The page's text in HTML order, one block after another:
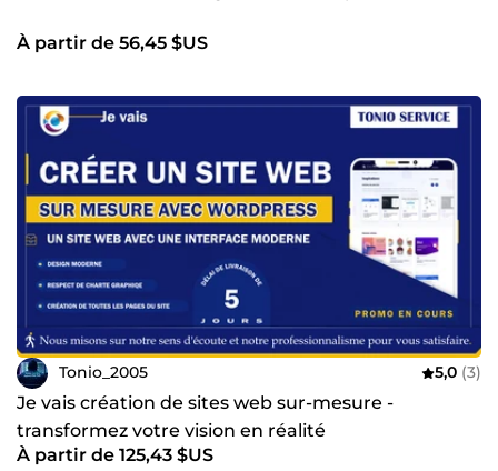
À partir de 56,45 $US
Tonio_2005 5,0 (3)
Je vais création de sites web sur-mesure -
transformez votre vision en réalité
À partir de 125,43 $US